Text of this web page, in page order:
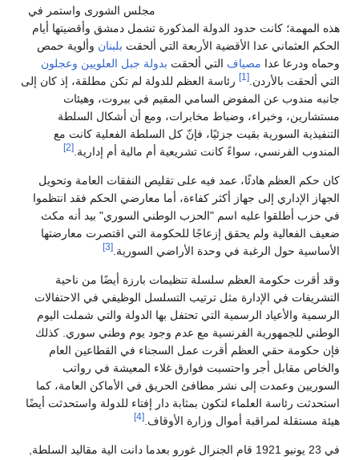
مجلس الشورى واستمر في
هذه المهمة؛ كانت حدود الدولة المذكورة تشمل دمشق وأقضيتها أيام
الحكم العثماني عدا الأقضية الأربعة التي ألحقت بلبنان وألوية حمص
وحماه ودرعا عدا مصياف التي ألحقت بدولة جبل العلويين وعجلون
التي ألحقت بالأردن. [1]
رئاسة العظم للدولة لم تكن مطلقة، إذ كان إلى
جانبه مندوب عن المفوض السامي المقيم في بيروت، وهيئات
مستشارين، وخبراء، وضباط مخابرات، ومع أن أشكال السلطة
التنفيذية السورية بقيت جزئيًا، فإنّ كل السلطة الفعلية كانت مع
المندوب الفرنسي، سواءً كانت تشريعية أم مالية أم إدارية. [2]
كان حكم العظم هادئًا، عمد فيه على تقليص النفقات العامة وتحويل
الجهاز الإداري إلى جهاز أكثر كفاءة، أما معارضي الحكم فقد انتظموا
في حزب أطلقوا عليه اسم "الحزب الوطني السوري" بيد أنه مكث
ضعيف الفعالية ولم يحقق إزعاجًا للحكومة التي اقتصرت معارضتها
الأساسية حول الرغبة في وحدة الأراضي السورية. [3]
وقد أقرت حكومة العظم سلسلة تنظيمات بارزة أيضًا من ناحية
التشريفات في الإدارة مثل ترتيب التسلسل الوظيفي في الاحتفالات
الرسمية والأعياد الرسمية التي تحتفل بها الدولة والتي شملت اليوم
الوطني للجمهورية الفرنسية مع عدم وجود يوم وطني سوري. كذلك
فإن حكومة حقي العظم أقرت عمل السجناء في القطاعين العام
والخاص مقابل أجر واحتسبت فوارق غلاء المعيشة في رواتب
السوريين وعمدت إلى نشر مطافئ الحريق في الأماكن العامة، كما
استحدثت رئاسة العلماء لتكون بمثابة دار إفتاء للدولة واستحدثت أيضًا
هيئة مستقلة لمراقبة أموال وزارة الأوقاف. [4]
في 23 يونيو 1921 قام الجنرال غورو بعدما دانت الية مقاليد السلطة,